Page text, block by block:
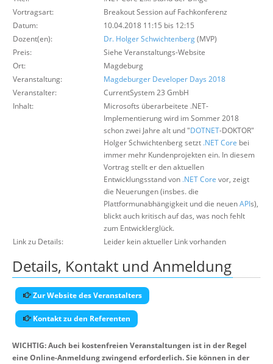
Über uns
Vortragsart:
Breakout Session auf Fachkonferenz
Datum:
10.04.2018 11:15 bis 12:15
Dozent(en):
Dr. Holger Schwichtenberg(MVP)
Preis:
Siehe Veranstaltungs-Website
Ort:
Magdeburg
Veranstaltung:
Magdeburger Developer Days 2018
Veranstalter:
CurrentSystem 23 GmbH
Inhalt:
Microsofts überarbeitete .NET-
Implementierung wird im Sommer 2018
schon zwei Jahre alt und "DOTNET-DOKTOR"
Holger Schwichtenberg setzt .NET Core bei
immer mehr Kundenprojekten ein. In diesem
Vortrag stellt er den aktuellen
Entwicklungsstand von .NET Core vor, zeigt
die Neuerungen (insbes. die
Plattformunabhängigkeit und die neuenAPIs),
blickt auch kritisch auf das, was noch fehlt
zum Entwicklerglück.
Link zu Details:
Leider kein aktueller Link vorhanden
Details, Kontakt und Anmeldung
Zur Website des Veranstalters
Kontakt zu den Referenten
WICHTIG: Auch bei kostenfreien Veranstaltungen ist in der Regel
eine Online-Anmeldung zwingend erforderlich. Sie können in der